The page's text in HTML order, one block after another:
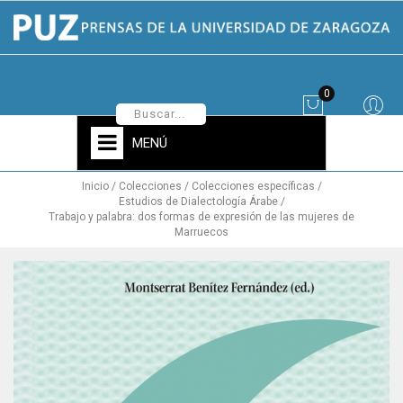
0
MENÚ
Inicio Colecciones
Colecciones específicas
Estudios de Dialectología Árabe
Trabajo y palabra: dos formas de expresión de las mujeres de
Marruecos